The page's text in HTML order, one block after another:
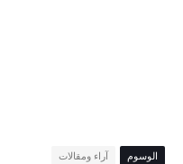
الوسوم آراء ومقالات